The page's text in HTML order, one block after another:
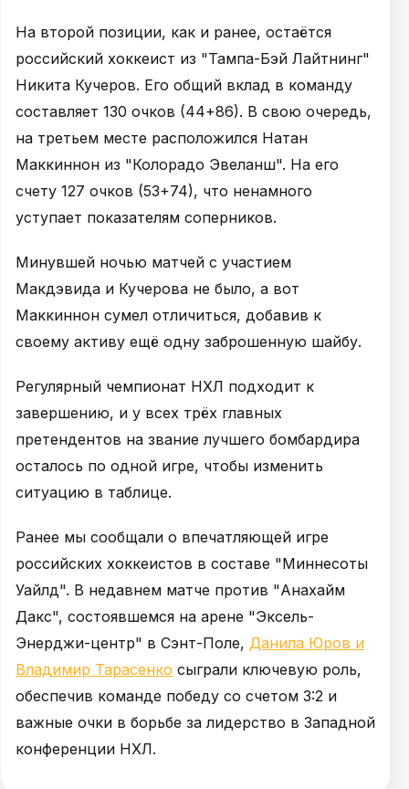
На второй позиции, как и ранее, остаётся
российский хоккеист из "Тампа-Бэй Лайтнинг"
Никита Кучеров. Его общий вклад в команду
составляет 130 очков (44+86). В свою очередь,
на третьем месте расположился Натан
Маккиннон из "Колорадо Эвеланш". На его
счету 127 очков (53+74), что ненамного
уступает показателям соперников.
Минувшей ночью матчей с участием
Макдэвида и Кучерова не было, а вот
Маккиннон сумел отличиться, добавив к
своему активу ещё одну заброшенную шайбу.
Регулярный чемпионат НХЛ подходит к
завершению, и у всех трёх главных
претендентов на звание лучшего бомбардира
осталось по одной игре, чтобы изменить
ситуацию в таблице.
Ранее мы сообщали о впечатляющей игре
российских хоккеистов в составе "Миннесоты
Уайлд". В недавнем матче против "Анахайм
Дакс", состоявшемся на арене "Эксель-
Энерджи-центр" в Сэнт-Поле, Данила Юров и
Владимир Тарасенко сыграли ключевую роль,
обеспечив команде победу со счетом 3:2 и
важные очки в борьбе за лидерство в Западной
конференции НХЛ.